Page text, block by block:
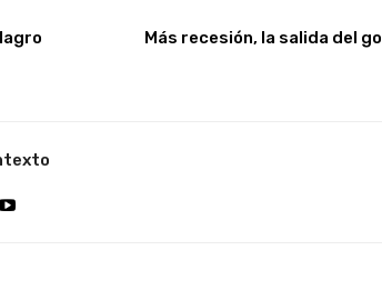
Más recesión, la salida del